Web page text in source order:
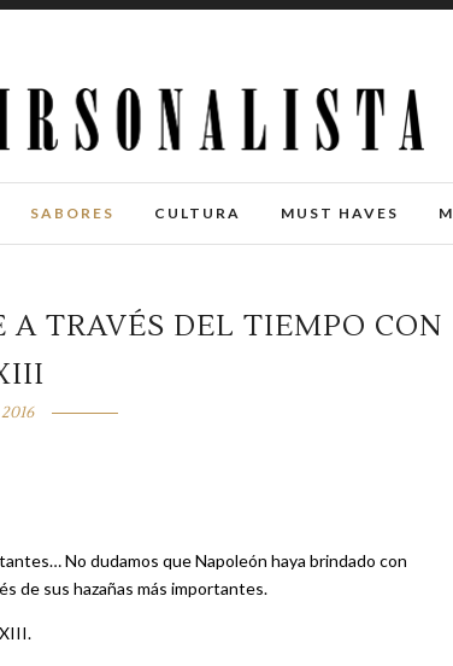
SABORES CULTURA MUST HAVES
TRAVÉS DEL TIEMPO CON
No dudamos que Napoleón haya brindado con
de sus hazañas más importantes.